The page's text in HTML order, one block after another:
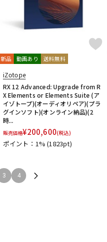
新品 動画あり 送料無料
iZotope
RX 12 Advanced: Upgrade from R
X Elements or Elements Suite (ア
イゾトープ)(オーディオリペア)(プラ
グインソフト)(オンライン納品)(2
時...
販売価格¥200,600(税込)
ポイント：1%(1823pt)
3 4